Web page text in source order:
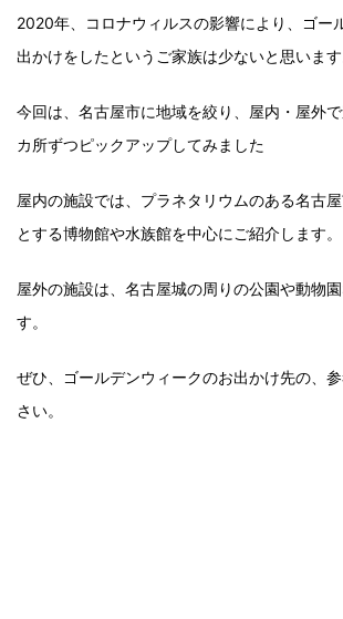
2020年、コロナウィルスの影響により、ゴー
出かけをしたというご家族は少ないと思います
今回は、名古屋市に地域を絞り、屋内・屋外
カ所ずつピックアップしてみました
屋内の施設では、プラネタリウムのある名古
とする博物館や水族館を中心にご紹介します。
屋外の施設は、名古屋城の周りの公園や動物
す。
ぜひ、ゴールデンウィークのお出かけ先の、
さい。